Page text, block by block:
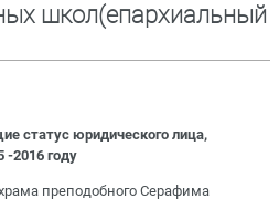
школ(епархиальный
статус юридического лица,
2016 году
преподобного Серафима